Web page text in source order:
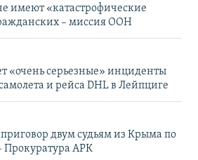
имеют «катастрофические
– миссия ООН
«очень серьезные» инциденты
и рейса DHL в Лейпциге
двум судьям из Крыма по
Прокуратура АРК